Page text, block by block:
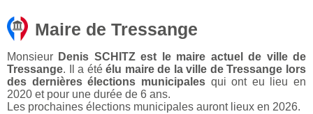
Maire de Tressange
Monsieur Denis SCHITZ est le maire actuel de ville de
Tressange. Il a étéélu maire de la ville de Tressange lors
des dernières élections municipalesqui ont eu lieu en
2020 et pour une durée de 6 ans.
Les prochaines élections municipales auront lieux en 2026.